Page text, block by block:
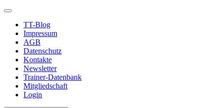
TT-Blog
Impressum
AGB
Datenschutz
Kontakte
Newsletter
Trainer-Datenbank
Mitgliedschaft
Login